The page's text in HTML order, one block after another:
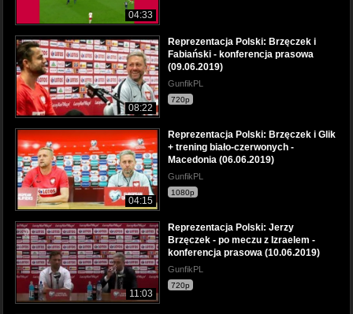
04:33
08:22
Reprezentacja Polski: Brzęczek i
Fabiański - konferencja prasowa
(09.06.2019)
GunfikPL
720p
04:15
Reprezentacja Polski: Brzęczek i Glik
+ trening biało-czerwonych -
Macedonia (06.06.2019)
GunfikPL
1080p
11:03
Reprezentacja Polski: Jerzy
Brzęczek - po meczu z Izraelem -
konferencja prasowa (10.06.2019)
GunfikPL
720p